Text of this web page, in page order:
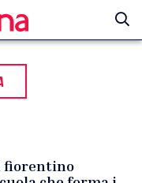
fiorentino